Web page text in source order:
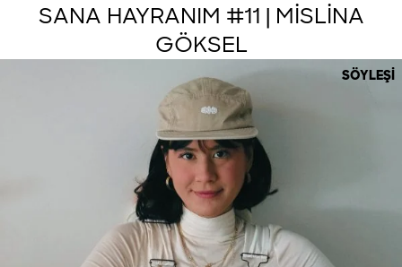
SANA HAYRANIM #11 | MİSLİNA
GÖKSEL
SÖYLEŞI